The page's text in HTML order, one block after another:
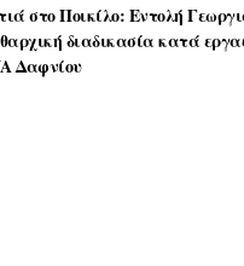
στο Ποικίλο: Εντολή
διαδικασία κατά
Δαφνίου